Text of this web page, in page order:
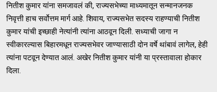
नितीश कुमार यांना समजावलं की, राज्यसभेच्या माध्यमातून सन्मानजनक
निवृत्ती हाच सर्वोत्तम मार्ग आहे. शिवाय, राज्यसभेत सदस्य राहण्याची नितीश
कुमार यांची इच्छाही नेत्यांनी त्यांना आठवून दिली. सध्याची जागा न
स्वीकारल्यास बिहारमधून राज्यसभेवर जाण्यासाठी दोन वर्षे थांबावं लागेल, हेही
त्यांना पटवून देण्यात आलं. अखेर नितीश कुमार यांनी या प्रस्तावाला होकार
दिला.